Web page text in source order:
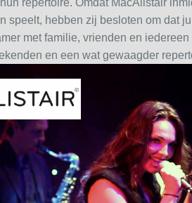
repertoire. Omdat MacAlistair
speelt, hebben zij besloten om dat
met familie, vrienden en
en een wat gewaagder